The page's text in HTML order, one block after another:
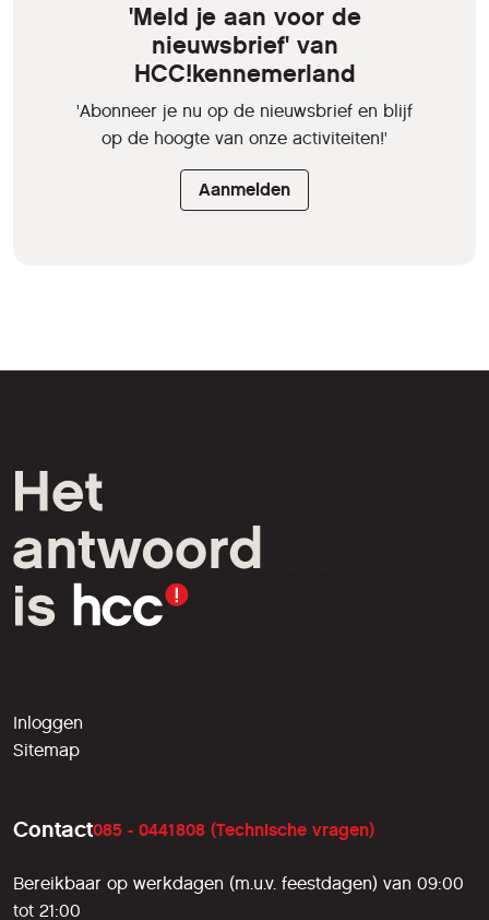
'Meld je aan voor de
nieuwsbrief' van
HCC!kennemerland
'Abonneer je nu op de nieuwsbrief en blijf
op de hoogte van onze activiteiten!'
Aanmelden
liefhebbers.
Inloggen
Sitemap
Contact085 - 0441808 (Technische vragen)
Bereikbaar op werkdagen (m.u.v. feestdagen) van 09:00
tot 21:00